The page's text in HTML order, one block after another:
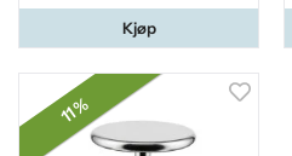
Kjøp
11 %